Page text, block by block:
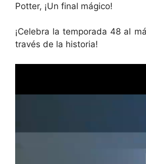
Potter, ¡Un final mágico!
¡Celebra la temporada 48 al
través de la historia!